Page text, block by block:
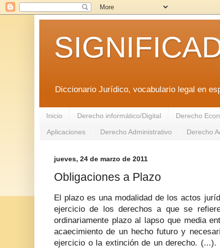
Diccionario Jurídico, vocabulario legal en
Inicio Derecho informático/Digital Derecho
Aplicaciones Derecho Administrativo Derecho
jueves, 24 de marzo de 2011
Obligaciones a Plazo
El plazo es una modalidad de los actos
ejercicio de los derechos a que se
ordinariamente plazo al lapso que media
acaecimiento de un hecho futuro y
ejercicio o la extinción de un derecho. (...).